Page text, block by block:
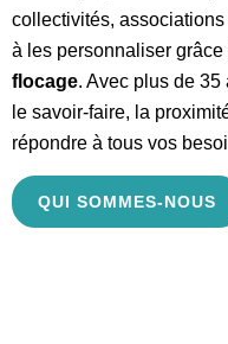
collectivités,
à les personnaliser grâce
flocage. Avec plus de 35
le savoir-faire, la
répondre à tous vos
QUI SOMMES-NOUS